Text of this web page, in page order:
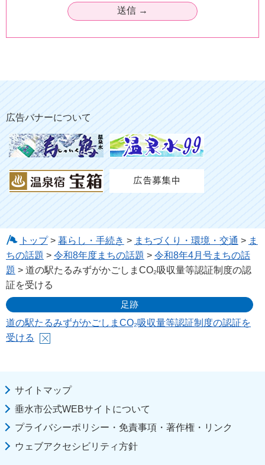
広告バナーについて
トップ> 暮らし・手続き > まちづくり・環境・交通 > ま
ちの話題 > 令和8年度まちの話題 > 令和8年4月号まちの話
題 > 道の駅たるみずがかごしまCO₂吸収量等認証制度の認
証を受ける
足跡
道の駅たるみずがかごしまCO₂吸収量等認証制度の認証を
受ける
サイトマップ
垂水市公式WEBサイトについて
プライバシーポリシー・免責事項・著作権・リンク
ウェブアクセシビリティ方針